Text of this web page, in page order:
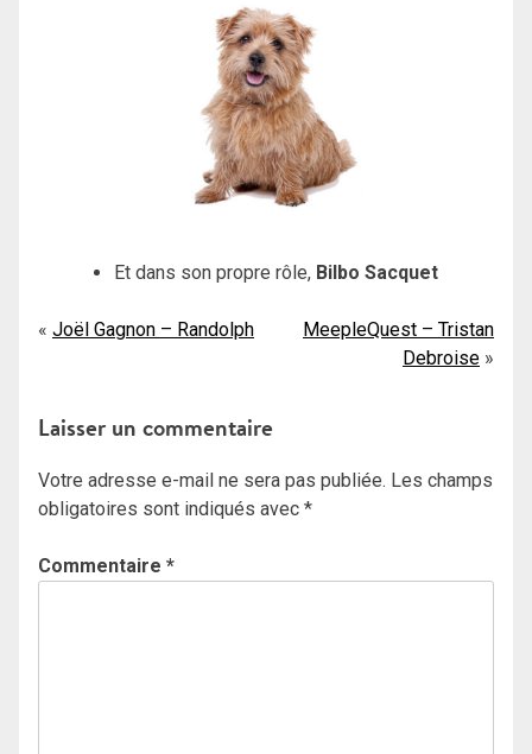
Et dans son propre rôle, Bilbo Sacquet
Navigation
l’article
Joël Gagnon – Randolph
MeepleQuest – Tristan
Debroise
Laisser un commentaire
Votre adresse e-mail ne sera pas publiée. Les champs
obligatoires sont indiqués avec *
Commentaire *